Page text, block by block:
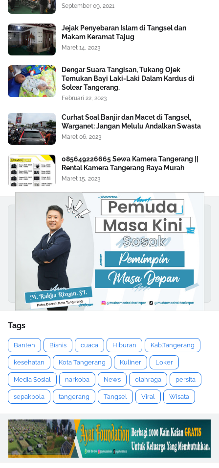
September 09, 2021
Jejak Penyebaran Islam di Tangsel dan
Makam Keramat Tajug
Maret 14, 2023
Dengar Suara Tangisan, Tukang Ojek
Temukan Bayi Laki-Laki Dalam Kardus di
Solear Tangerang.
Februari 22, 2023
Curhat Soal Banjir dan Macet di Tangsel,
Warganet: Jangan Melulu Andalkan Swasta
Maret 06, 2023
085649226665 Sewa Kamera Tangerang ||
Rental Kamera Tangerang Raya Murah
Maret 15, 2023
Tags
Banten Bisnis cuaca Hiburan Kab.Tangerang
kesehatan Kota Tangerang Kuliner Loker
Media Sosial narkoba News olahraga persita
sepakbola tangerang Tangsel Viral Wisata